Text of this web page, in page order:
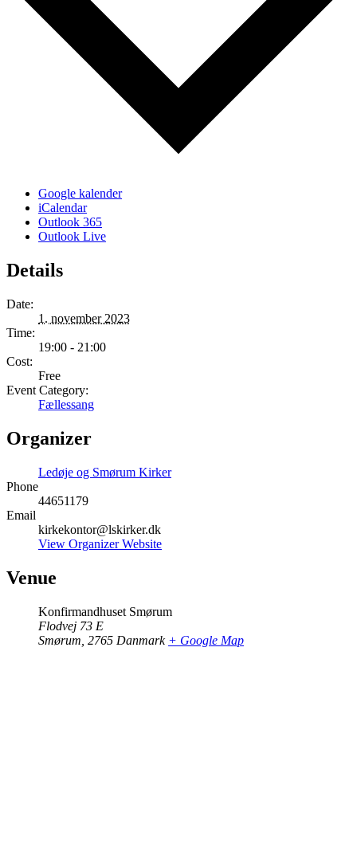
Google kalender
iCalendar
Outlook 365
Outlook Live
Details
Date:
1. november 2023
Time:
19:00 - 21:00
Cost:
Free
Event Category:
Fællessang
Organizer
Ledøje og Smørum Kirker
Phone
44651179
Email
kirkekontor@lskirker.dk
View Organizer Website
Venue
Konfirmandhuset Smørum
Flodvej 73 E
Smørum 2765 Danmark + Google Map